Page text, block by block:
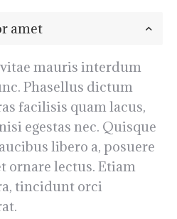
amet
mauris interdum
Phasellus dictum
facilisis quam lacus,
egestas nec. Quisque
libero a, posuere
ornare lectus. Etiam
tincidunt orci